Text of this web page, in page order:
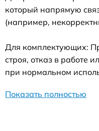
который напрямую
(например,
Для комплектующих:
строя, отказ в работе
при нормальном
Показать полностью